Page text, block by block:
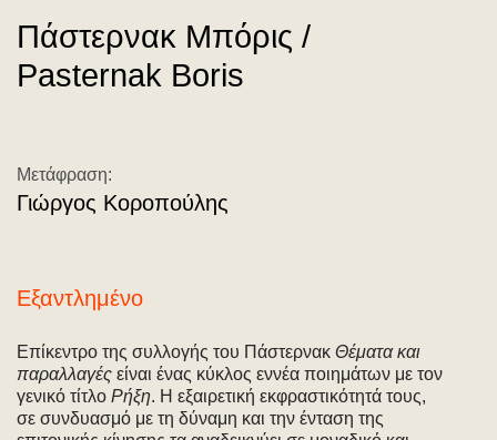
Πάστερνακ Μπόρις /
Pasternak Boris
Μετάφραση:
Γιώργος Κοροπούλης
Εξαντλημένο
Επίκεντρο της συλλογής του Πάστερνακ Θέματα και
παραλλαγές είναι ένας κύκλος εννέα ποιημάτων με τον
γενικό τίτλο Ρήξη. Η εξαιρετική εκφραστικότητά τους,
σε συνδυασμό με τη δύναμη και την ένταση της